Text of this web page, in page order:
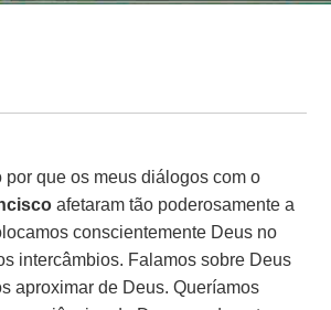
por que os meus diálogos com o
afetaram tão poderosamente a
conscientemente Deus no
intercâmbios. Falamos sobre Deus
aproximar de Deus. Queríamos